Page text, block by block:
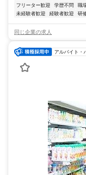
フリーター歓迎
学歴不問 職
未経験者歓迎
経験者歓迎 研
同じ企業の求人
アルバイト・